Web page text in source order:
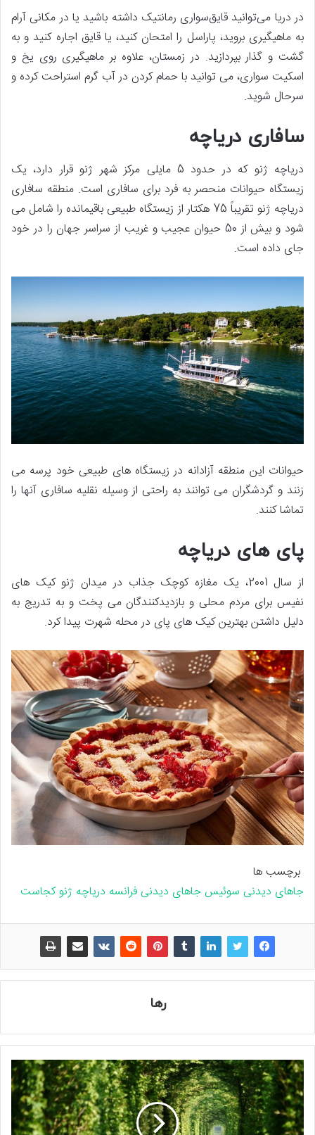
در دریا می‌توانید قایق‌سواری رمانتیک داشته باشید یا در مکانی آرام
به ماهیگیری بروید، پاراسل را امتحان کنید، یا قایق اجاره کنید و به
گشت و گذار بپردازید. در زمستان، علاوه بر ماهیگیری روی یخ و
اسکیت سواری، می توانید با حمام کردن در آب گرم استراحت کرده و
سرحال شوید.
سافاری دریاچه
دریاچه ژنو که در حدود 5 مایلی مرکز شهر ژنو قرار دارد، یک
زیستگاه حیوانات منحصر به فرد برای سافاری است. منطقه سافاری
دریاچه ژنو تقریباً 75 هکتار از زیستگاه طبیعی باقیمانده را شامل می
شود و بیش از 50 حیوان عجیب و غریب از سراسر جهان را در خود
جای داده است.
حیوانات این منطقه آزادانه در زیستگاه های طبیعی خود پرسه می
زنند و گردشگران می توانند به راحتی از وسیله نقلیه سافاری آنها را
تماشا کنند.
پای های دریاچه
از سال 2001، یک مغازه کوچک جذاب در میدان ژنو کیک های
نفیس برای مردم محلی و بازدیدکنندگان می پخت و به تدریج به
دلیل داشتن بهترین کیک های پای در محله شهرت پیدا کرد.
برچسب ها
جاهای دیدنی سوئیس جاهای دیدنی فرانسه دریاچه ژنو کجاست
رها